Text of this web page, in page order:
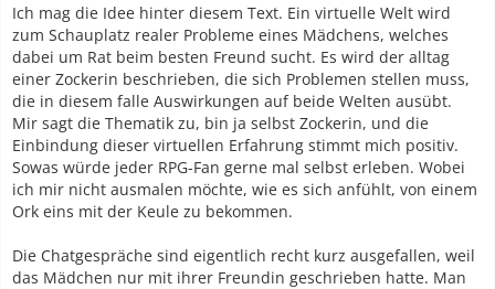
Ich mag die Idee hinter diesem Text. Ein virtuelle Welt wird
zum Schauplatz realer Probleme eines Mädchens, welches
dabei um Rat beim besten Freund sucht. Es wird der alltag
einer Zockerin beschrieben, die sich Problemen stellen muss,
die in diesem falle Auswirkungen auf beide Welten ausübt.
Mir sagt die Thematik zu, bin ja selbst Zockerin, und die
Einbindung dieser virtuellen Erfahrung stimmt mich positiv.
Sowas würde jeder RPG-Fan gerne mal selbst erleben. Wobei
ich mir nicht ausmalen möchte, wie es sich anfühlt, von einem
Ork eins mit der Keule zu bekommen.
Die Chatgespräche sind eigentlich recht kurz ausgefallen, weil
das Mädchen nur mit ihrer Freundin geschrieben hatte. Man